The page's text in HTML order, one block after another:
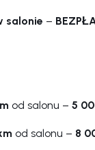
salonie –
od salonu – 5
od salonu – 8